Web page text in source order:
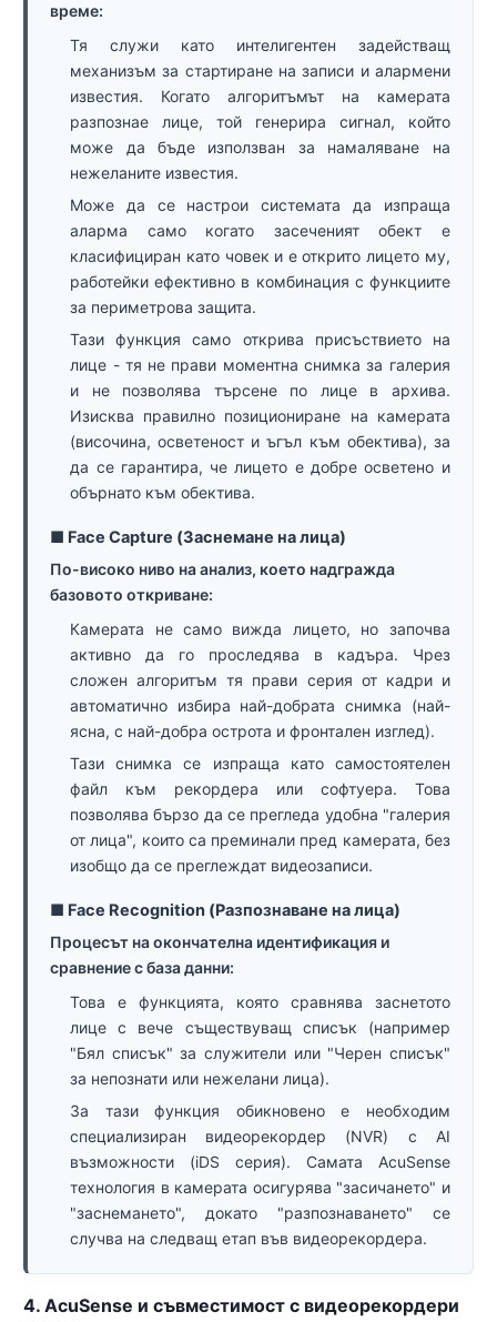
време:
Тя служи като интелигентен задействащ
механизъм за стартиране на записи и алармени
известия. Когато алгоритъмът на камерата
разпознае лице, той генерира сигнал, който
може да бъде използван за намаляване на
нежеланите известия.
Може да се настрои системата да изпраща
аларма само когато засеченият обект е
класифициран като човек и е открито лицето му,
работейки ефективно в комбинация с функциите
за периметрова защита.
Тази функция само открива присъствието на
лице - тя не прави моментна снимка за галерия
и не позволява търсене по лице в архива.
Изисква правилно позициониране на камерата
(височина, осветеност и ъгъл към обектива), за
да се гарантира, че лицето е добре осветено и
обърнато към обектива.
■ Face Capture (Заснемане на лица)
По-високо ниво на анализ, което надгражда
базовото откриване:
Камерата не само вижда лицето, но започва
активно да го проследява в кадъра. Чрез
сложен алгоритъм тя прави серия от кадри и
автоматично избира най-добрата снимка (най-
ясна, с най-добра острота и фронтален изглед).
Тази снимка се изпраща като самостоятелен
файл към рекордера или софтуера. Това
позволява бързо да се прегледа удобна "галерия
от лица", които са преминали пред камерата, без
изобщо да се преглеждат видеозаписи.
■ Face Recognition (Разпознаване на лица)
Процесът на окончателна идентификация и
сравнение с база данни:
Това е функцията, която сравнява заснетото
лице с вече съществуващ списък (например
"Бял списък" за служители или "Черен списък"
за непознати или нежелани лица).
За тази функция обикновено е необходим
специализиран видеорекордер (NVR) с AI
възможности (iDS серия). Самата AcuSense
технология в камерата осигурява "засичането" и
"заснемането", докато "разпознаването" се
случва на следващ етап във видеорекордера.
4. AcuSense и съвместимост с видеорекордери